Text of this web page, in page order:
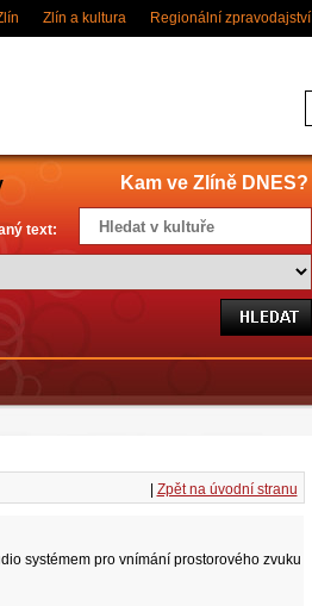
Regionální zpravodajství
Zlín a kultura
Kam ve Zlíně DNES?
text:
Zpět na úvodní stranu
systémem pro vnímání prostorového zvuku